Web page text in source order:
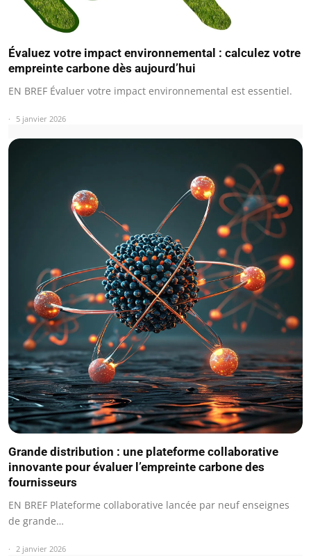
Évaluez votre impact environnemental : calculez votre
empreinte carbone dès aujourd’hui
EN BREF Évaluer votre impact environnemental est essentiel.
5 janvier 2026
Grande distribution : une plateforme collaborative
innovante pour évaluer l’empreinte carbone des
fournisseurs
EN BREF Plateforme collaborative lancée par neuf enseignes
de grande…
2 janvier 2026